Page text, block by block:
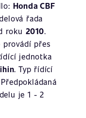
Honda CBF
řada
roku 2010.
provádí přes
jednotka
. Typ řídící
je 1 - 2